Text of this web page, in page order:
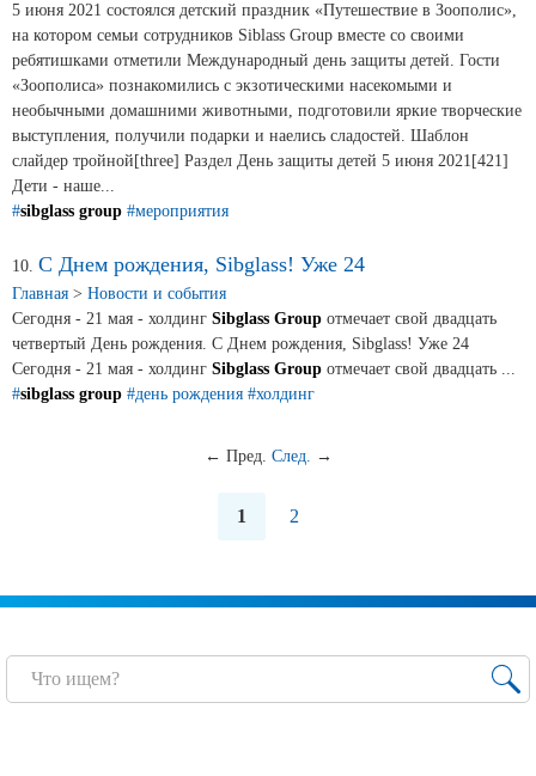
5 июня 2021 состоялся детский праздник «Путешествие в Зоополис»,
на котором семьи сотрудников Siblass Group вместе со своими
ребятишками отметили Международный день защиты детей. Гости
«Зоополиса» познакомились с экзотическими насекомыми и
необычными домашними животными, подготовили яркие творческие
выступления, получили подарки и наелись сладостей. Шаблон
слайдер тройной[three] Раздел День защиты детей 5 июня 2021[421]
Дети - наше...
#sibglass group #мероприятия
10. С Днем рождения, Sibglass! Уже 24
Главная > Новости и события
Сегодня - 21 мая - холдинг Sibglass Group отмечает свой двадцать
четвертый День рождения. С Днем рождения, Sibglass! Уже 24
Сегодня - 21 мая - холдинг Sibglass Group отмечает свой двадцать ...
#sibglass group #день рождения #холдинг
← Пред. След. →
1 2